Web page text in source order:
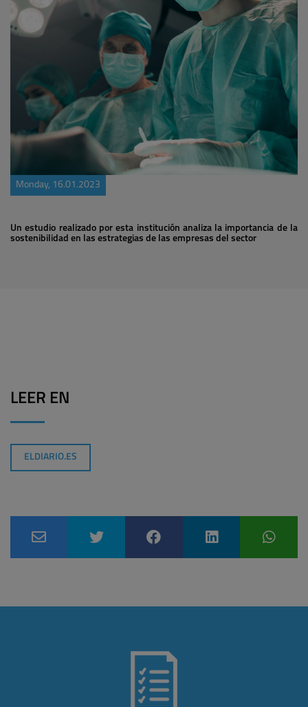
Monday, 16.01.2023
Un estudio realizado por esta institución analiza la importancia de la
sostenibilidad en las estrategias de las empresas del sector
LEER EN
ELDIARIO.ES